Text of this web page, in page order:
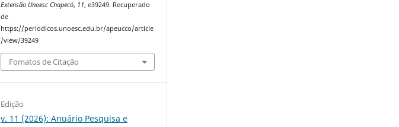
Extensão Unoesc Chapecó, 11, e39249. Recuperado
de
https://periodicos.unoesc.edu.br/apeucco/article
/view/39249
Fomatos de Citação
Edição
v. 11 (2026): Anuário Pesquisa e